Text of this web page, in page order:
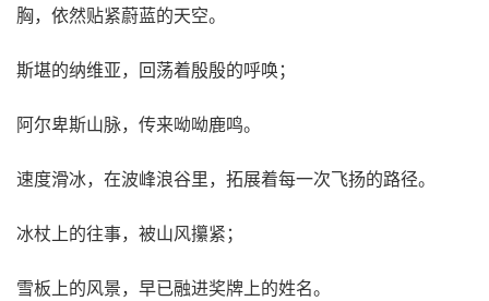
胸，依然贴紧蔚蓝的天空。
斯堪的纳维亚，回荡着殷殷的呼唤；
阿尔卑斯山脉，传来呦呦鹿鸣。
速度滑冰，在波峰浪谷里，拓展着每一次飞扬的路径。
冰杖上的往事，被山风攥紧；
雪板上的风景，早已融进奖牌上的姓名。